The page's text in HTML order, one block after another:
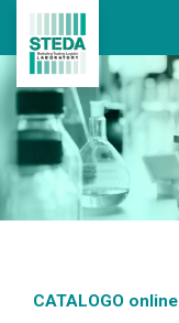
content
CATALOGO online